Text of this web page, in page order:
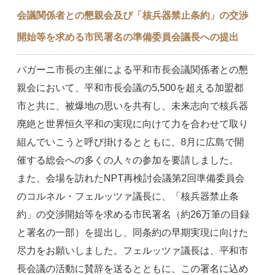
会議関係者との懇親会及び「核兵器禁止条約」の交渉
開始等を求める市民署名の準備委員会議長への提出
パガーニ市長の主催による平和市長会議関係者との懇
親会において、平和市長会議の5,500を超える加盟都
市と共に、被爆地の思いを共有し、未来志向で核兵器
廃絶と世界恒久平和の実現に向けて力を合わせて取り
組んでいこうと呼び掛けるとともに、8月に広島で開
催する総会への多くの人々の参加を要請しました。
また、会場を訪れたNPT再検討会議第2回準備委員会
のコルネル・フェルッツァ議長に、「核兵器禁止条
約」の交渉開始等を求める市民署名（約26万筆の目録
と署名の一部）を提出し、同条約の早期実現に向けた
尽力をお願いしました。フェルッツァ議長は、平和市
長会議の活動に賛辞を送るとともに、この署名に込め